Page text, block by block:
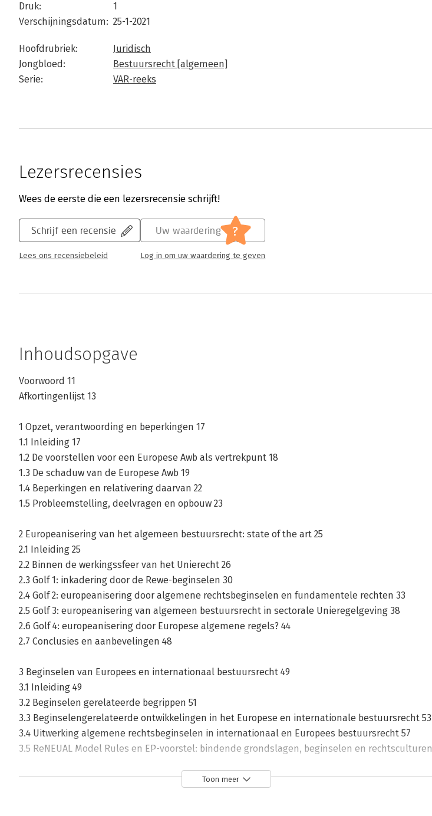
Druk:
1
Verschijningsdatum: 25-1-2021
Hoofdrubriek:
Juridisch
Jongbloed:
Bestuursrecht [algemeen]
Serie:
VAR-reeks
Lezersrecensies
Wees de eerste die een lezersrecensie schrijft!
Schrijf een recensie
Lees ons recensiebeleid
Uw waardering ?
Log in om uw waardering te geven
Inhoudsopgave
Voorwoord 11
Afkortingenlijst 13
1 Opzet, verantwoording en beperkingen 17
1.1 Inleiding 17
1.2 De voorstellen voor een Europese Awb als vertrekpunt 18
1.3 De schaduw van de Europese Awb 19
1.4 Beperkingen en relativering daarvan 22
1.5 Probleemstelling, deelvragen en opbouw 23
2 Europeanisering van het algemeen bestuursrecht: state of the art 25
2.1 Inleiding 25
2.2 Binnen de werkingssfeer van het Unierecht 26
2.3 Golf 1: inkadering door de Rewe-beginselen 30
2.4 Golf 2: europeanisering door algemene rechtsbeginselen en fundamentele rechten 33
2.5 Golf 3: europeanisering van algemeen bestuursrecht in sectorale Unieregelgeving 38
2.6 Golf 4: europeanisering door Europese algemene regels? 44
2.7 Conclusies en aanbevelingen 48
3 Beginselen van Europees en internationaal bestuursrecht 49
3.1 Inleiding 49
3.2 Beginselen gerelateerde begrippen 51
3.3 Beginselengerelateerde ontwikkelingen in het Europese en internationale bestuursrecht 53
3.4 Uitwerking algemene rechtsbeginselen in internationaal en Europees bestuursrecht 57
3.5 ReNEUAL Model Rules en EP-voorstel: bindende grondslagen, beginselen en rechtsculturen
3.6 Het Unierechtelijke besluitvormingsrecht nader bezien 73
Toon meer